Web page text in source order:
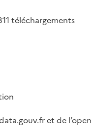
téléchargements
et de